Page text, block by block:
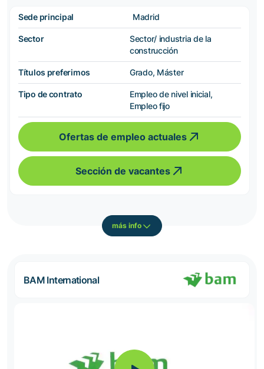
Sede principal Madrid
Sector
Sector/ industria de la
construcción
Títulos preferimos Grado, Máster
Tipo de contrato
Empleo de nivel inicial,
Empleo fijo
Ofertas de empleo actuales
Sección de vacantes
más info
BAM International